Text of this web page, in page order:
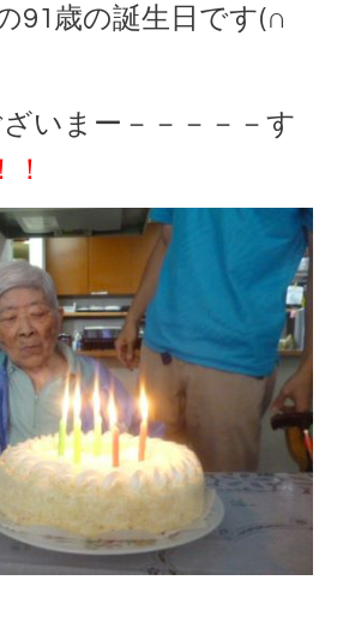
91歳の誕生日です(∩
いまー－－－－－す
！